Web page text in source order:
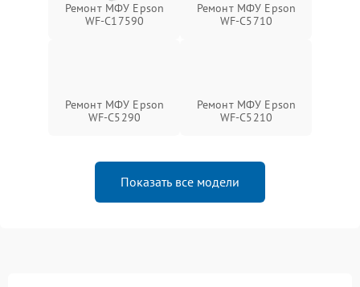
Ремонт МФУ Epson
WF-C17590
Ремонт МФУ Epson
WF-C5710
Ремонт МФУ Epson
WF-C5290
Ремонт МФУ Epson
WF-C5210
Показать все модели